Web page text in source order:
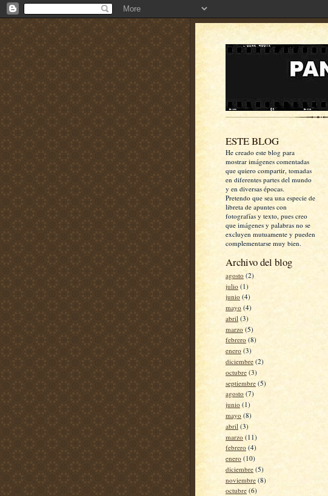
ESTE BLOG
He creado este blog para
mostrar imágenes comentadas
que quiero compartir, tomadas
en diferentes partes del mundo
y en diversas épocas.
Pretendo que sea una especie de
libreta de apuntes con
fotografías y texto, pues creo
que imágenes y palabras no se
excluyen mutuamente y pueden
complementarse muy bien.
Archivo del blog
agosto (2)
julio (1)
junio (4)
mayo (4)
abril (3)
marzo (5)
febrero (8)
enero (3)
diciembre (2)
octubre (3)
septiembre (5)
agosto (7)
junio (1)
mayo (8)
abril (3)
marzo (11)
febrero (4)
enero (10)
diciembre (5)
noviembre (8)
octubre (6)